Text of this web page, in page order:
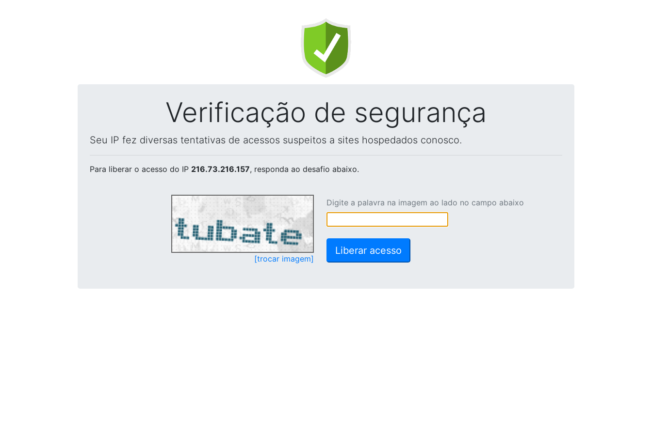
Verificação de segurança
Seu IP fez diversas tentativas de acessos suspeitos a sites hospedados conosco.
Para liberar o acesso do IP 216.73.216.157, responda ao desafio abaixo.
[trocar imagem]
Digite a palavra na imagem ao lado no campo abaixo